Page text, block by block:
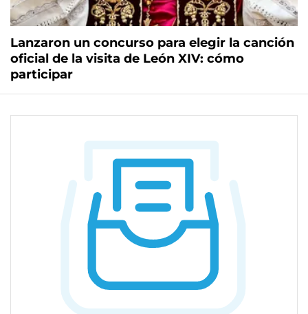
Lanzaron un concurso para elegir la canción
oficial de la visita de León XIV: cómo
participar